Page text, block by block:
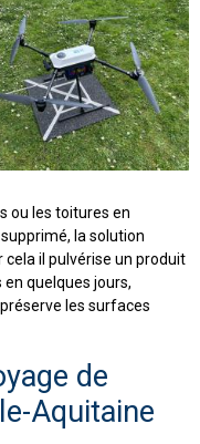
ou les toitures en
la solution
il pulvérise un produit
quelques jours,
les surfaces
de
Aquitaine